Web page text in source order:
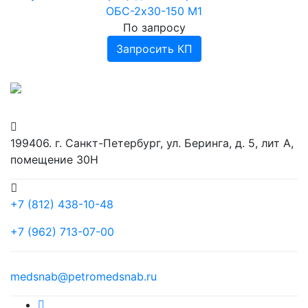
ОБС-2х30-150 М1
По запросу
Запросить КП
199406. г. Санкт-Петербург, ул. Беринга, д. 5, лит А,
помещение 30Н
+7 (812) 438-10-48
+7 (962) 713-07-00
medsnab@petromedsnab.ru